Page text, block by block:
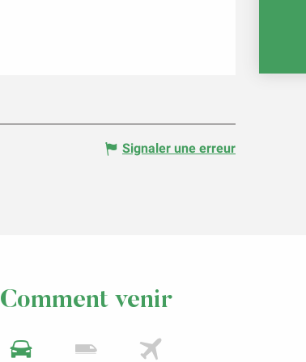
Signaler une erreur
Comment venir